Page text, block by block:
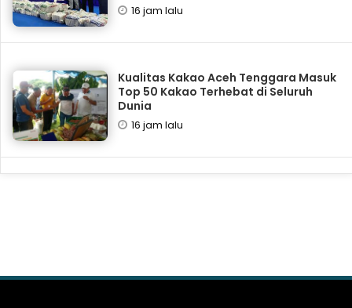
16 jam lalu
Kualitas Kakao Aceh Tenggara Masuk
Top 50 Kakao Terhebat di Seluruh
Dunia
16 jam lalu